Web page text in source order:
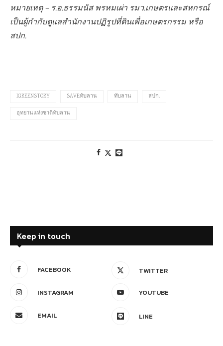
หมายเหตุ – ร.อ.ธรรมนัส พรหมเผ่า รมว.เกษตรและสหกรณ์
เป็นผู้กำกับดูแลสำนักงานปฏิรูปที่ดินเพื่อเกษตรกรรม หรือ
สปก.
IGREENSTORY SAVEทับลาน ทับลาน สปก.
อุทยานแห่งชาติทับลาน
Keep in touch
FACEBOOK TWITTER
INSTAGRAM YOUTUBE
EMAIL LINE